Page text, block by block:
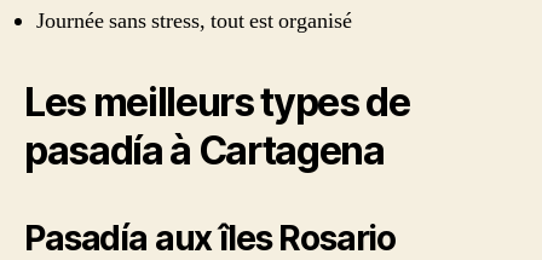
Journée sans stress, tout est organisé
Les meilleurs types de
pasadía à Cartagena
Pasadía aux îles Rosario